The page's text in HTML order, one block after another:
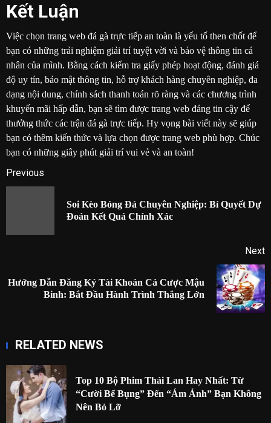
Kết Luận
Việc chọn trang web đá gà trực tiếp an toàn là yếu tố then chốt để
bạn có những trải nghiệm giải trí tuyệt vời và bảo vệ thông tin cá
nhân của mình. Bằng cách kiểm tra giấy phép hoạt động, đánh giá
độ uy tín, bảo mật thông tin, hỗ trợ khách hàng chuyên nghiệp, đa
dạng nội dung, chính sách thanh toán rõ ràng và các chương trình
khuyến mãi hấp dẫn, bạn sẽ tìm được trang web đáng tin cậy để
thưởng thức các trận đá gà trực tiếp. Hy vọng bài viết này sẽ giúp
bạn có thêm kiến thức và lựa chọn được trang web phù hợp. Chúc
bạn có những giây phút giải trí vui vẻ và an toàn!
Post
navigation
Previous
Soi Kèo Bóng Đá Chuyên Nghiệp: Bí Quyết Dự
Đoán Kết Quả Chính Xác
Next
Next
Hướng Dẫn Đăng Ký Tài Khoản Cá Cược Mậu
Binh: Bắt Đầu Hành Trình Thắng Lớn
RELATED NEWS
Top 10 Bộ Phim Thái Lan Hay Nhất: Từ
“Cười Bể Bụng” Đến “Ám Ảnh” Bạn Không
Nên Bỏ Lỡ